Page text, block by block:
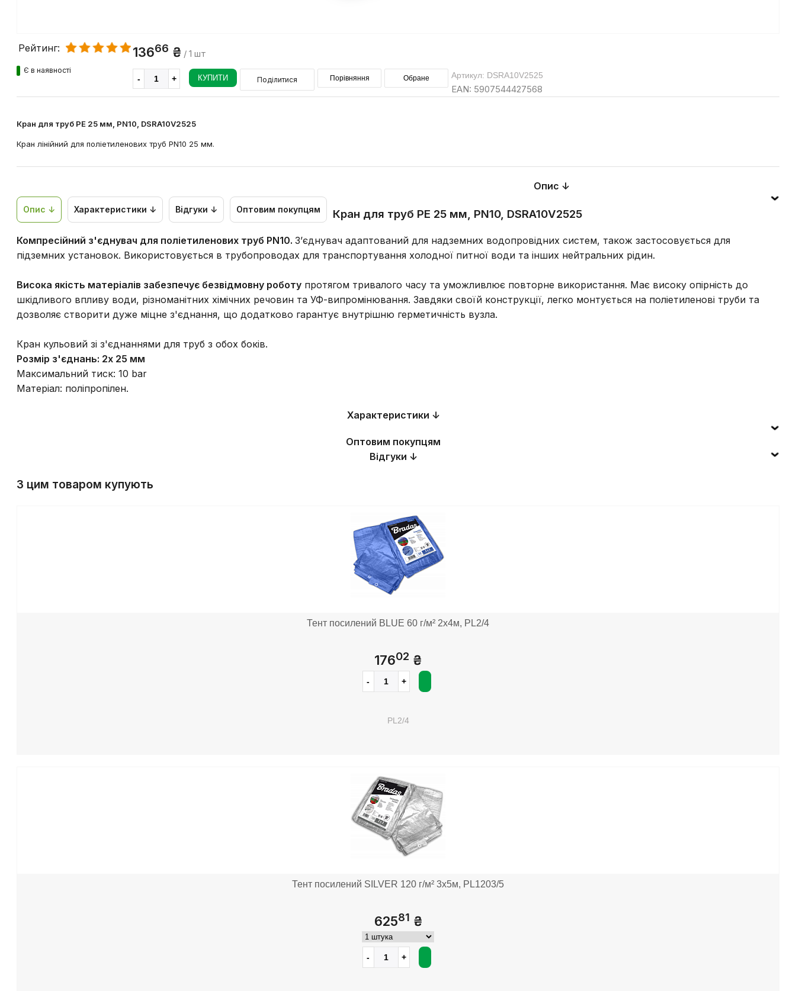
Рейтинг:
Є в наявності
13666 ₴ / 1 шт
КУПИТИ Поділитися Порівняння Обране Артикул: DSRA10V2525
EAN: 5907544427568
Кран для труб PE 25 мм, PN10, DSRA10V2525
Кран лінійний для поліетиленових труб PN10 25 мм.
Опис ↓ Характеристики ↓ Відгуки ↓ Оптовим покупцям
Опис ↓
Кран для труб PE 25 мм, PN10, DSRA10V2525
Компресійний з'єднувач для поліетиленових труб PN10. З’єднувач адаптований для надземних водопровідних систем, також застосовується для
підземних установок. Використовується в трубопроводах для транспортування холодної питної води та інших нейтральних рідин.
Висока якість матеріалів забезпечує безвідмовну роботу протягом тривалого часу та уможливлює повторне використання. Має високу опірність до
шкідливого впливу води, різноманітних хімічних речовин та УФ-випромінювання. Завдяки своїй конструкції, легко монтується на поліетиленові труби та
дозволяє створити дуже міцне з'єднання, що додатково гарантує внутрішню герметичність вузла.
Кран кульовий зі з'єднаннями для труб з обох боків.
Розмір з'єднань: 2х 25 мм
Максимальний тиск: 10 bar
Матеріал: поліпропілен.
Характеристики ↓
Оптовим покупцям
Відгуки ↓
З цим товаром купують
Тент посилений BLUE 60 г/м² 2х4м, PL2/4
17602 ₴
PL2/4
Тент посилений SILVER 120 г/м² 3х5м, PL1203/5
62581 ₴